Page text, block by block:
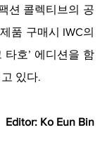
션 콜렉티브의 공
품 구매시 IWC의
타호’ 에디션을 함
있다.
Editor: Ko Eun Bin